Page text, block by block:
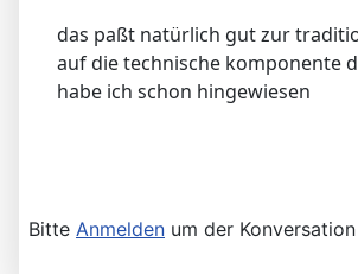
das paßt natürlich gut zur
auf die technische komponente
habe ich schon hingewiesen
Bitte Anmelden um der